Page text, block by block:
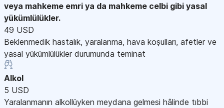
veya mahkeme emri ya da mahkeme celbi gibi yasal
yükümlülükler.
49 USD
Beklenmedik hastalık, yaralanma, hava koşulları, afetler ve
yasal yükümlülükler durumunda teminat
Alkol
5 USD
Yaralanmanın alkollüyken meydana gelmesi hâlinde tıbbi